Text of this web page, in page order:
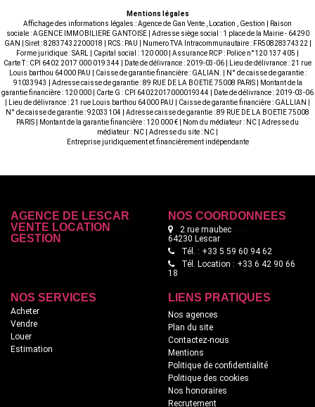
Mentions légales
Affichage des informations légales : Agence de Gan Vente , Location , Gestion | Raison
sociale : AGENCE IMMOBILIERE GANTOISE | Adresse siège social : 1 place de la Mairie - 64290
GAN | Siret : 82837432200018 | RCS : PAU | Numero TVA Intracommunautaire : FR50828374322 |
Forme juridique : SARL | Capital social : 120 000 | Assurance RCP : Police n°120 137 405 |
Carte T : CPI 6402 2017 000 019 344 | Date de délivrance : 2019-03-06 | Lieu de délivrance : 21 rue
Louis barthou 64000 PAU | Caisse de garantie financière : GALIAN. | N° de caisse de garantie :
91033943 | Adresse caisse de garantie : 89 RUE DE LA BOETIE 75008 PARIS | Montant de la
garantie financière : 120 000 | Carte G : CPI 64022017000019344 | Date de délivrance : 2019-03-06
| Lieu de délivrance : 21 rue Louis barthou 64000 PAU | Caisse de garantie financière : GALLIAN |
N° de caisse de garantie : 92033104 | Adresse caisse de garantie : 89 RUE DE LA BOETIE 75008
PARIS | Montant de la garantie financière : 120 000 € | Nom du médiateur : NC | Adresse du
médiateur : NC | Adresse du site : NC |
Entreprise juridiquement et financièrement indépendante
AGENCE DE LESCAR
VENTE LOCATION
GESTION
NOS COORDONNÉES
2 rue maubec
64230 Lescar
Tél. : +33 5 59 60 94 62
Tél. Location : +33 6 42 90 66
18
NOS SERVICES
Acheter
Vendre
Louer
Estimation
LIENS PRATIQUES
Nos agences
Plan du site
Contactez-nous
Mentions
Politique de confidentialité
Politique des cookies
Nos honoraires
Recrutement